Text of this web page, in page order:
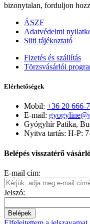
bizonytalan, forduljon
ÁSZF
Adatvédelmi
Süti tájékoztató
Fizetés és szállítás
Törzsvásárlói
Elérhetőségek
Mobil: +36 20 666-
E-mail:
Gyógyhír Patika,
Nyitva tartás: H-P:
Belépés visszatérő
E-mail cím:
Jelszó:
Belépek